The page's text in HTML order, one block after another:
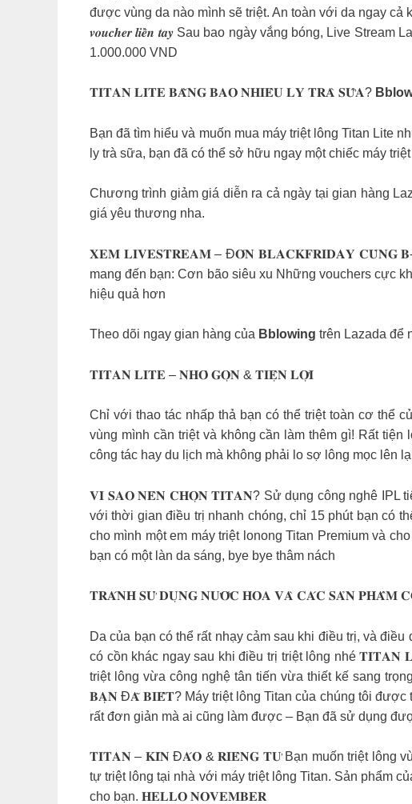
được vùng da nào mình sẽ triệt. An toàn với da ngay cả
𝒗𝒐𝒖𝒄𝒉𝒆𝒓 𝒍𝒊𝒆̂̀𝒏 𝒕𝒂𝒚 Sau bao ngày vắng bóng, Live
1.000.000 VND
𝐓𝐈𝐓𝐀𝐍 𝐋𝐈𝐓𝐄 𝐁𝐀̆̀𝐍𝐆 𝐁𝐀𝐎 𝐍𝐇𝐈𝐄̂𝐔 𝐋𝐘 𝐓𝐑𝐀̀ 𝐒𝐔̛̃𝐀?
Bạn đã tìm hiểu và muốn mua máy triệt lông Titan Lite
ly trà sữa, bạn đã có thể sở hữu ngay một chiếc máy
Chương trình giảm giá diễn ra cả ngày tại gian hàng
giá yêu thương nha.
𝐗𝐄𝐌 𝐋𝐈𝐕𝐄𝐒𝐓𝐑𝐄𝐀𝐌 – Đ𝐎́𝐍 𝐁𝐋𝐀𝐂𝐊𝐅𝐑𝐈𝐃𝐀𝐘 𝐂𝐔̀𝐍𝐆 𝐁-
mang đến bạn: Cơn bão siêu xu Những vouchers cực
hiệu quả hơn
Theo dõi ngay gian hàng của Bblowing trên Lazada để
𝐓𝐈𝐓𝐀𝐍 𝐋𝐈𝐓𝐄 – 𝐍𝐇𝐎̉ 𝐆𝐎̣𝐍 & 𝐓𝐈𝐄̣̂𝐍 𝐋𝐎̛̣𝐈
Chỉ với thao tác nhấp thả bạn có thể triệt toàn cơ thể
vùng mình cần triệt và không cần làm thêm gì! Rất
công tác hay du lịch mà không phải lo sợ lông mọc lên
𝐕𝐈̀ 𝐒𝐀𝐎 𝐍𝐄̂𝐍 𝐂𝐇𝐎̣𝐍 𝐓𝐈𝐓𝐀𝐍? Sử dụng công nghê IPL
với thời gian điều trị nhanh chóng, chỉ 15 phút bạn
cho mình một em máy triệt lonong Titan Premium và
bạn có một làn da sáng, bye bye thâm nách
𝐓𝐑𝐀́𝐍𝐇 𝐒𝐔̛̉ 𝐃𝐔̣𝐍𝐆 𝐍𝐔̛𝐎̛́𝐂 𝐇𝐎𝐀 𝐕𝐀̀ 𝐂𝐀́𝐂 𝐒𝐀̉𝐍 𝐏𝐇𝐀̂̉𝐌
Da của bạn có thể rất nhạy cảm sau khi điều trị, và
có cồn khác ngay sau khi điều trị triệt lông nhé
triệt lông vừa công nghệ tân tiến vừa thiết kế sang
𝐁𝐀̣𝐍 Đ𝐀̃ 𝐁𝐈𝐄̂́𝐓? Máy triệt lông Titan của chúng tôi được
rất đơn giản mà ai cũng làm được – Bạn đã sử dụng
𝐓𝐈𝐓𝐀𝐍 – 𝐊𝐈́𝐍 Đ𝐀́𝐎 & 𝐑𝐈𝐄̂𝐍𝐆 𝐓𝐔̛ Bạn muốn triệt lông
tự triệt lông tại nhà với máy triệt lông Titan. Sản phẩm
cho bạn. 𝐇𝐄𝐋𝐋𝐎 𝐍𝐎𝐕𝐄𝐌𝐁𝐄𝐑